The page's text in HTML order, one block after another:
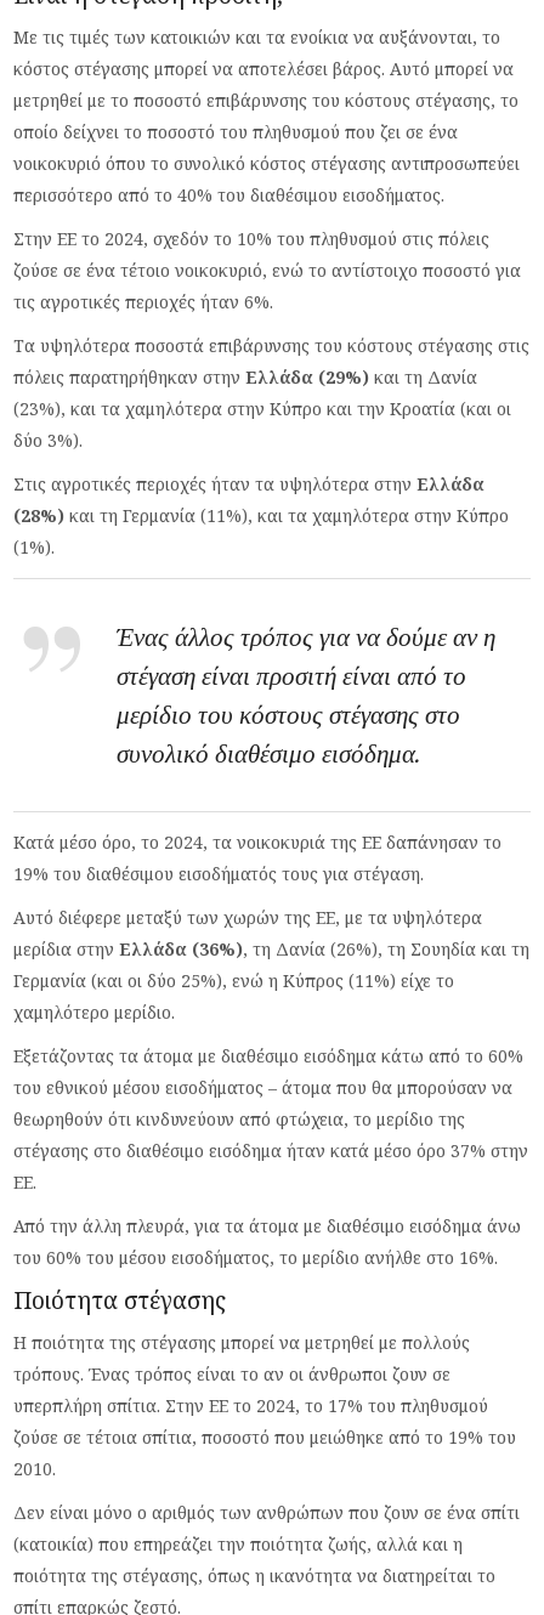
Με τις τιμές των κατοικιών και τα ενοίκια να αυξάνονται, το
κόστος στέγασης μπορεί να αποτελέσει βάρος. Αυτό μπορεί να
μετρηθεί με το ποσοστό επιβάρυνσης του κόστους στέγασης, το
οποίο δείχνει το ποσοστό του πληθυσμού που ζει σε ένα
νοικοκυριό όπου το συνολικό κόστος στέγασης αντιπροσωπεύει
περισσότερο από το 40% του διαθέσιμου εισοδήματος.
Στην ΕΕ το 2024, σχεδόν το 10% του πληθυσμού στις πόλεις
ζούσε σε ένα τέτοιο νοικοκυριό, ενώ το αντίστοιχο ποσοστό για
τις αγροτικές περιοχές ήταν 6%.
Τα υψηλότερα ποσοστά επιβάρυνσης του κόστους στέγασης στις
πόλεις παρατηρήθηκαν στην Ελλάδα (29%) και τη Δανία
(23%), και τα χαμηλότερα στην Κύπρο και την Κροατία (και οι
δύο 3%).
Στις αγροτικές περιοχές ήταν τα υψηλότερα στην Ελλάδα
(28%) και τη Γερμανία (11%), και τα χαμηλότερα στην Κύπρο
(1%).
Ένας άλλος τρόπος για να δούμε αν η
στέγαση είναι προσιτή είναι από το
μερίδιο του κόστους στέγασης στο
συνολικό διαθέσιμο εισόδημα.
Κατά μέσο όρο, το 2024, τα νοικοκυριά της ΕΕ δαπάνησαν το
19% του διαθέσιμου εισοδήματός τους για στέγαση.
Αυτό διέφερε μεταξύ των χωρών της ΕΕ, με τα υψηλότερα
μερίδια στην Ελλάδα (36%), τη Δανία (26%), τη Σουηδία και τη
Γερμανία (και οι δύο 25%), ενώ η Κύπρος (11%) είχε το
χαμηλότερο μερίδιο.
Εξετάζοντας τα άτομα με διαθέσιμο εισόδημα κάτω από το 60%
του εθνικού μέσου εισοδήματος – άτομα που θα μπορούσαν να
θεωρηθούν ότι κινδυνεύουν από φτώχεια, το μερίδιο της
στέγασης στο διαθέσιμο εισόδημα ήταν κατά μέσο όρο 37% στην
ΕΕ.
Από την άλλη πλευρά, για τα άτομα με διαθέσιμο εισόδημα άνω
του 60% του μέσου εισοδήματος, το μερίδιο ανήλθε στο 16%.
Ποιότητα στέγασης
Η ποιότητα της στέγασης μπορεί να μετρηθεί με πολλούς
τρόπους. Ένας τρόπος είναι το αν οι άνθρωποι ζουν σε
υπερπλήρη σπίτια. Στην ΕΕ το 2024, το 17% του πληθυσμού
ζούσε σε τέτοια σπίτια, ποσοστό που μειώθηκε από το 19% του
2010.
Δεν είναι μόνο ο αριθμός των ανθρώπων που ζουν σε ένα σπίτι
(κατοικία) που επηρεάζει την ποιότητα ζωής, αλλά και η
ποιότητα της στέγασης, όπως η ικανότητα να διατηρείται το
σπίτι επαρκώς ζεστό.